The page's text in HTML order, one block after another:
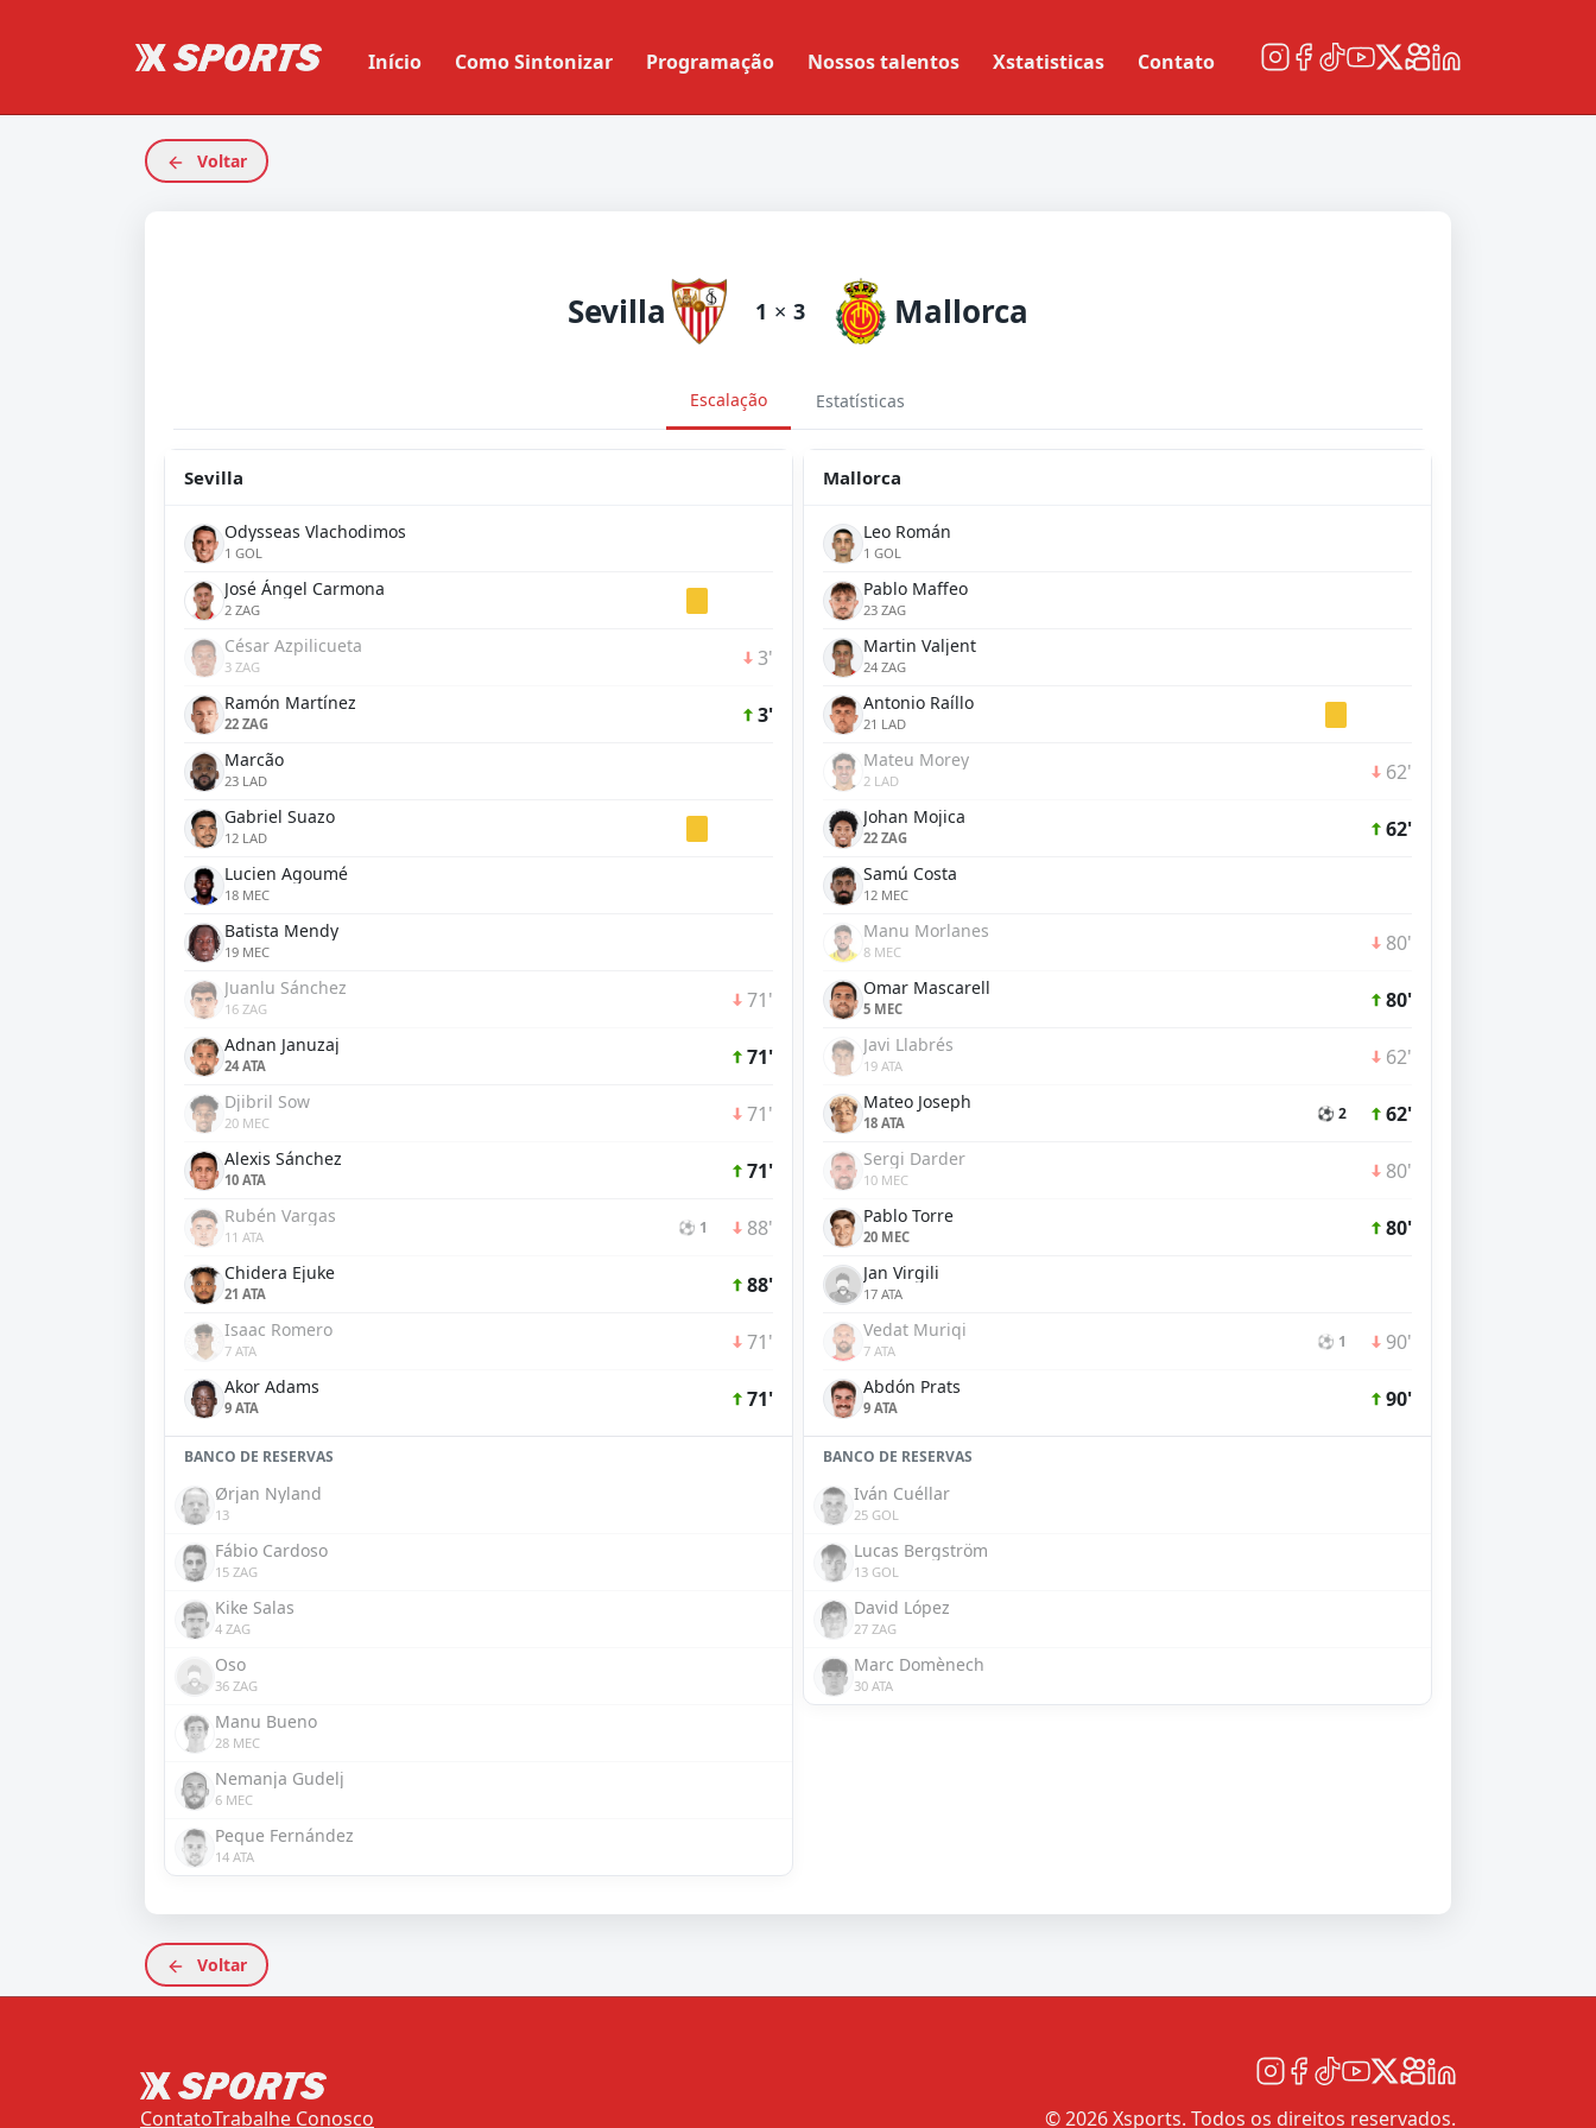
Início Como Sintonizar Programação Nossos talentos Xstatisticas Contato
Voltar
Sevilla 1 × 3 Mallorca
Escalação Estatísticas
Sevilla
Odysseas Vlachodimos
1 GOL
José Ángel Carmona
2 ZAG
César Azpilicueta
3 ZAG 3'
Ramón Martínez
22 ZAG 3'
Marcão
23 LAD
Gabriel Suazo
12 LAD
Lucien Agoumé
18 MEC
Batista Mendy
19 MEC
Juanlu Sánchez
16 ZAG 71'
Adnan Januzaj
24 ATA 71'
Djibril Sow
20 MEC 71'
Alexis Sánchez
10 ATA 71'
Rubén Vargas
11 ATA ⚽ 1 88'
Chidera Ejuke
21 ATA 88'
Isaac Romero
7 ATA 71'
Akor Adams
9 ATA 71'
BANCO DE RESERVAS
Ørjan Nyland
13
Fábio Cardoso
15 ZAG
Kike Salas
4 ZAG
Oso
36 ZAG
Manu Bueno
28 MEC
Nemanja Gudelj
6 MEC
Peque Fernández
14 ATA
Mallorca
Leo Román
1 GOL
Pablo Maffeo
23 ZAG
Martin Valjent
24 ZAG
Antonio Raíllo
21 LAD
Mateu Morey
2 LAD 62'
Johan Mojica
22 ZAG 62'
Samú Costa
12 MEC
Manu Morlanes
8 MEC 80'
Omar Mascarell
5 MEC 80'
Javi Llabrés
19 ATA 62'
Mateo Joseph
18 ATA ⚽ 2 62'
Sergi Darder
10 MEC 80'
Pablo Torre
20 MEC 80'
Jan Virgili
17 ATA
Vedat Muriqi
7 ATA ⚽ 1 90'
Abdón Prats
9 ATA 90'
BANCO DE RESERVAS
Iván Cuéllar
25 GOL
Lucas Bergström
13 GOL
David López
27 ZAG
Marc Domènech
30 ATA
Voltar
ContatoTrabalhe Conosco © 2026 Xsports. Todos os direitos reservados.